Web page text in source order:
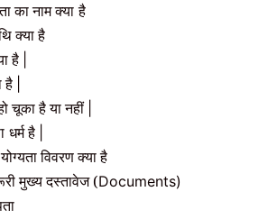
का नाम क्या है
क्या है
है
है
चूका है या नहीं
धर्म है
विवरण क्या है
मुख्य दस्तावेज (Documents)